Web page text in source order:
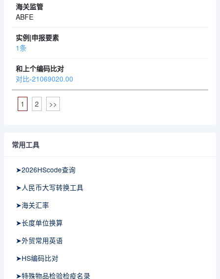
ABFE
1条
对比-21069020.00
1 2 >>
常用工具
➤2026HScode查询
➤人民币大写转换工具
➤海关汇率
➤长度单位换算
➤外贸常用英语
➤HS编码比对
➤特殊物品检验检疫名录